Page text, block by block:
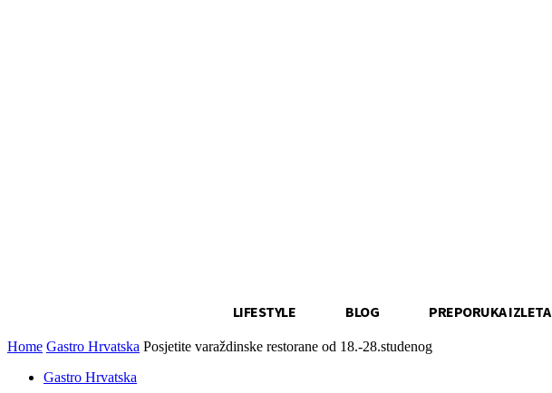
LIFESTYLE BLOG PREPORUKA IZLETA
Home Gastro Hrvatska Posjetite varaždinske restorane od 18.-28.studenog
Gastro Hrvatska